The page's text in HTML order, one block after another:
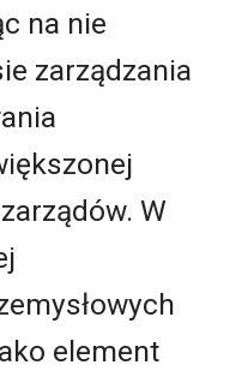
na nie
zarządzania
W
element